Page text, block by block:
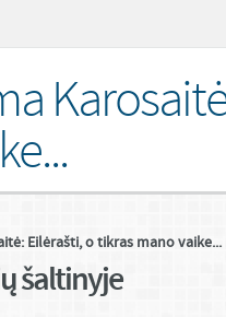
Eilėrašti, o tikras mano vaike...
šaltinyje